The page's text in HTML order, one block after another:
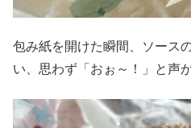
包み紙を開けた瞬間、ソース
い、思わず「おぉ～！」と声